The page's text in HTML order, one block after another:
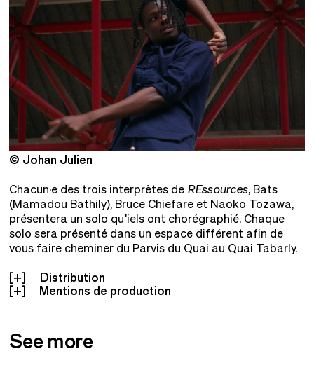
© Johan Julien
Chacun·e des trois interprètes de REssources, Bats
(Mamadou Bathily), Bruce Chiefare et Naoko Tozawa,
présentera un solo qu’iels ont chorégraphié. Chaque
solo sera présenté dans un espace différent afin de
vous faire cheminer du Parvis du Quai au Quai Tabarly.
Distribution
Mentions de production
See more